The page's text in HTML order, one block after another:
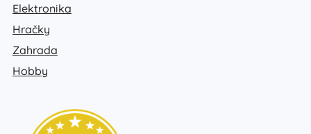
Elektronika
Hračky
Zahrada
Hobby